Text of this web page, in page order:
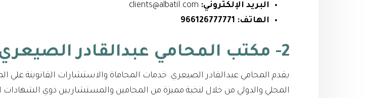
البريد الإلكتروني:
الهاتف: 966126777771
2- مكتب المحامي عبدالقادر الصيعري
يقدم المحامي عبدالقادر الصيعري خدمات المحاماة والاستشارات القانوينة علي
المحلي والدولي من خلال لنخبة مميزة من المحامين والمستشاريين ذوي الشهادات